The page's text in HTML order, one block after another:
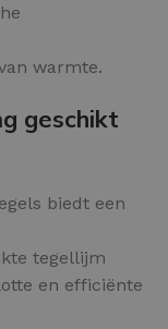
warmte.
geschikt
biedt een
tegellijm
en efficiënte